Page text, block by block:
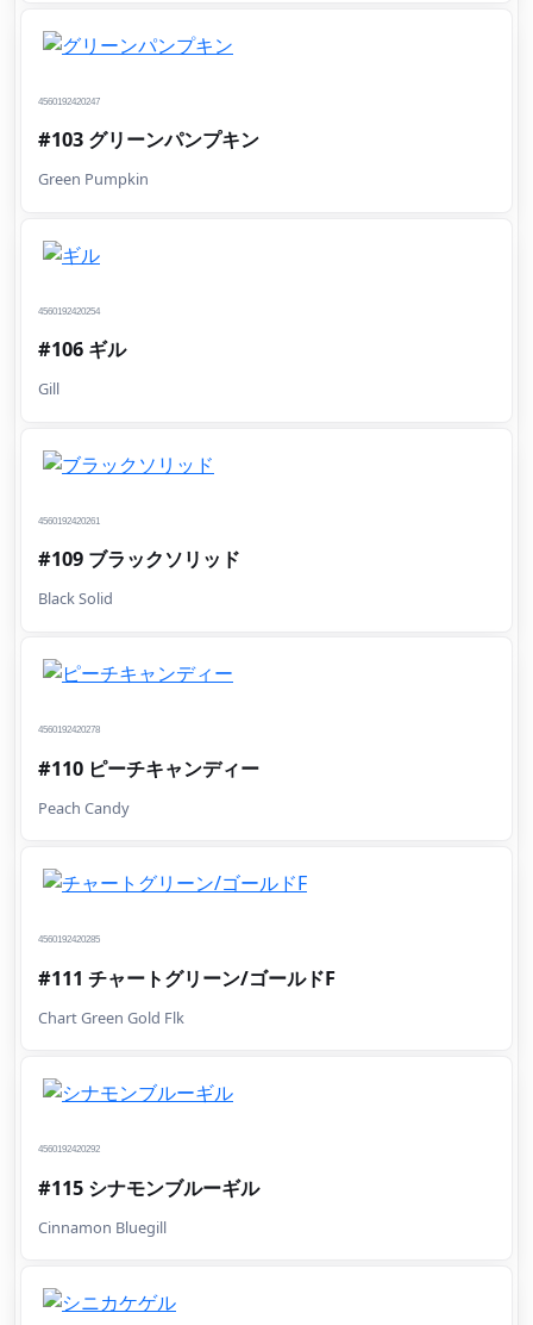
4560192420247
#103 グリーンパンプキン
Green Pumpkin
4560192420254
#106 ギル
Gill
4560192420261
#109 ブラックソリッド
Black Solid
4560192420278
#110 ピーチキャンディー
Peach Candy
4560192420285
#111 チャートグリーン/ゴールドF
Chart Green Gold Flk
4560192420292
#115 シナモンブルーギル
Cinnamon Bluegill